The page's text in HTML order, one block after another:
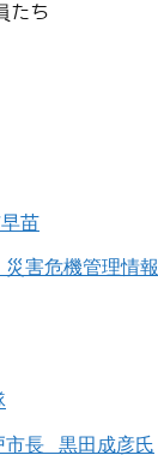
たち
苗
害危機管理情報
市長 黒田成彦氏